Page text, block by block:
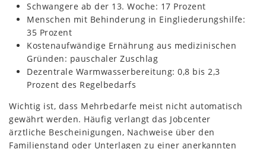
Schwangere ab der 13. Woche: 17 Prozent
Menschen mit Behinderung in Eingliederungshilfe:
35 Prozent
Kostenaufwändige Ernährung aus medizinischen
Gründen: pauschaler Zuschlag
Dezentrale Warmwasserbereitung: 0,8 bis 2,3
Prozent des Regelbedarfs
Wichtig ist, dass Mehrbedarfe meist nicht automatisch
gewährt werden. Häufig verlangt das Jobcenter
ärztliche Bescheinigungen, Nachweise über den
Familienstand oder Unterlagen zu einer anerkannten